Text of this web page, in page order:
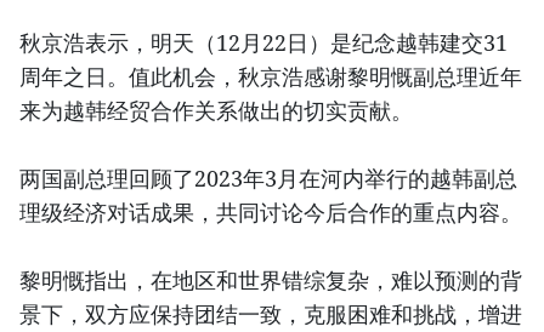
秋京浩表示，明天（12月22日）是纪念越韩建交31
周年之日。值此机会，秋京浩感谢黎明慨副总理近年
来为越韩经贸合作关系做出的切实贡献。
两国副总理回顾了2023年3月在河内举行的越韩副总
理级经济对话成果，共同讨论今后合作的重点内容。
黎明慨指出，在地区和世界错综复杂，难以预测的背
景下，双方应保持团结一致，克服困难和挑战，增进